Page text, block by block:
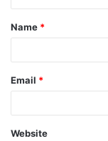
t
*
Name *
Email *
Website